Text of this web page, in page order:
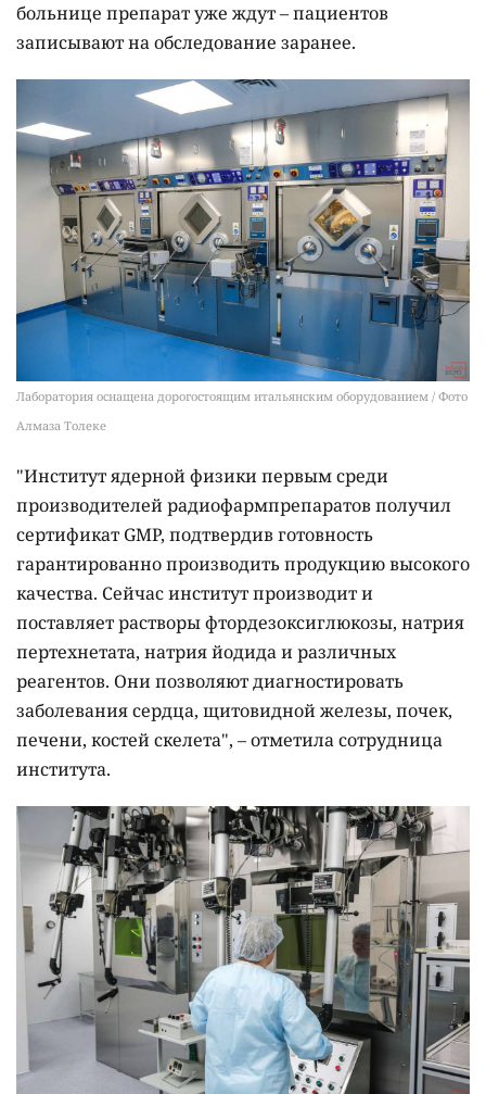
больнице препарат уже ждут – пациентов
записывают на обследование заранее.
Лаборатория оснащена дорогостоящим итальянским оборудованием / Фото
Алмаза Толеке
"Институт ядерной физики первым среди
производителей радиофармпрепаратов получил
сертификат GMP, подтвердив готовность
гарантированно производить продукцию высокого
качества. Сейчас институт производит и
поставляет растворы фтордезоксиглюкозы, натрия
пертехнетата, натрия йодида и различных
реагентов. Они позволяют диагностировать
заболевания сердца, щитовидной железы, почек,
печени, костей скелета", – отметила сотрудница
института.